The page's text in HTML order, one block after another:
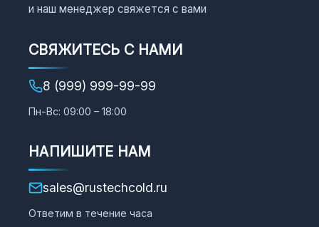
и наш менеджер свяжется с вами
СВЯЖИТЕСЬ С НАМИ
8 (999) 999-99-99
Пн-Вс: 09:00 – 18:00
НАПИШИТЕ НАМ
sales@rustechcold.ru
Ответим в течение часа